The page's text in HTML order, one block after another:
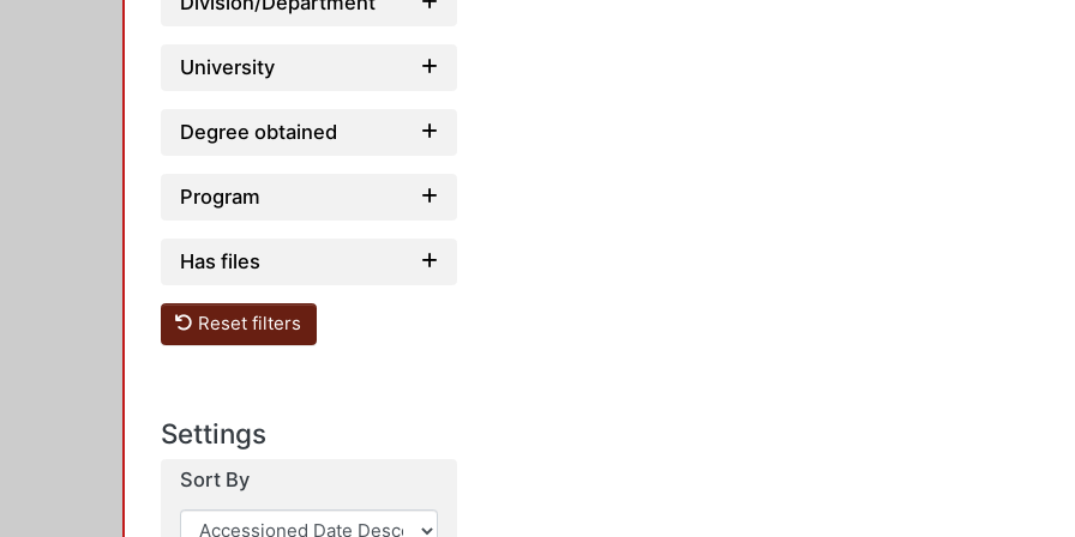
University
Degree obtained
Program
Has files
Reset filters
Settings
Sort By